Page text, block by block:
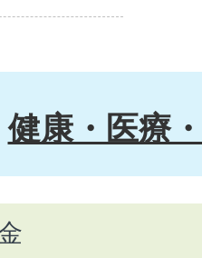
健康・医療